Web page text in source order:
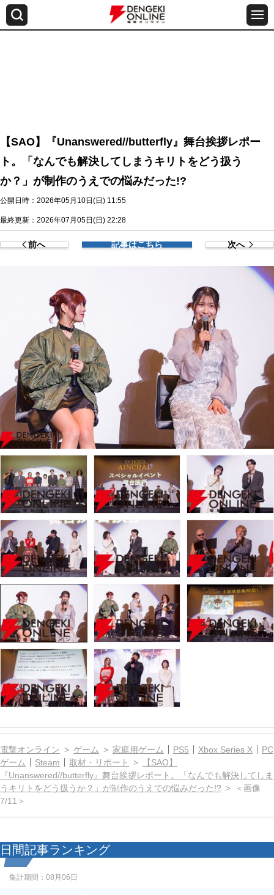
【SAO】『Unanswered//butterfly』舞台挨拶レポー
ト。「なんでも解決してしまうキリトをどう扱う
か？」が制作のうえでの悩みだった!?
公開日時：2026年05月10日(日) 11:55
最終更新：2026年07月05日(日) 22:28
前へ 記事はこちら 次へ
電撃オンライン ゲーム 家庭用ゲーム PS5 Xbox Series X
PC
ゲーム
Steam 取材・リポート
【SAO】
『Unanswered//butterfly』舞台挨拶レポート。「なんでも解決してしま
うキリトをどう扱うか？」が制作のうえでの悩みだった!?
＜画像
7/11＞
日間記事ランキング
集計期間： 08月06日